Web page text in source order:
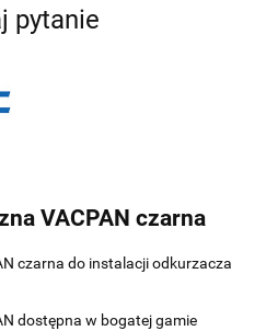
pytanie
VACPAN czarna
czarna do instalacji odkurzacza
dostępna w bogatej gamie